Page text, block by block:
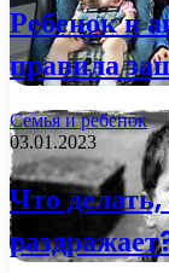
Ребенок в
правила
Семья и ребенок
03.01.2023
Что